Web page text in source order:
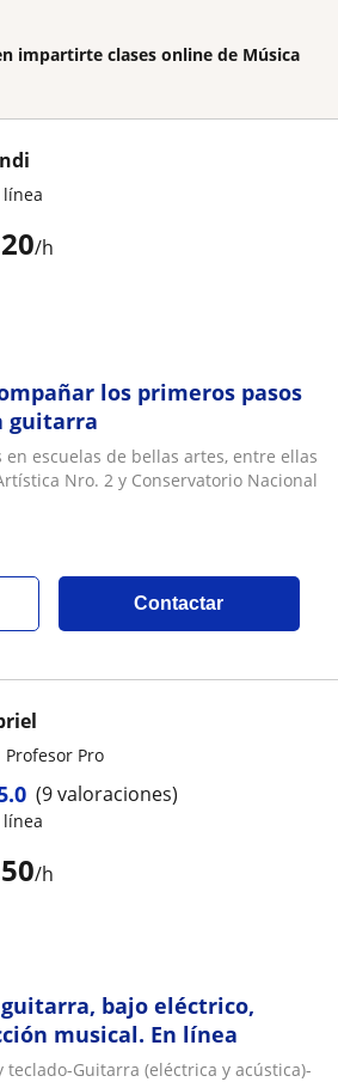
impartirte clases online de Música
/h
línea
los primeros pasos
guitarra
en escuelas de bellas artes, entre ellas
Nro. 2 y Conservatorio Nacional
Contactar
/h
Profesor Pro
(9 valoraciones)
línea
guitarra, bajo eléctrico,
musical. En línea
teclado-Guitarra (eléctrica y acústica)-